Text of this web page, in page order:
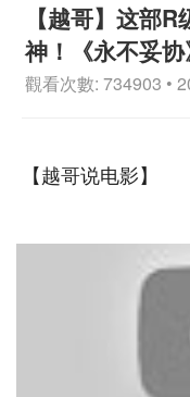
【越哥】这部
神！《永不妥协
觀看次數: 734903 •
【越哥说电影】